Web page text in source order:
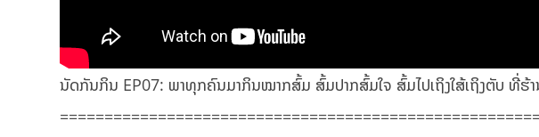
ນັດກັນກິນ EP07: ພາທຸກຄົນມາກິນໝາກສົ້ມ ສົ້ມປາກສົ້ມໃຈ ສົ້ມໄປເຖິງໃສ້ເຖິງຕັບ ທີ່ຮ້